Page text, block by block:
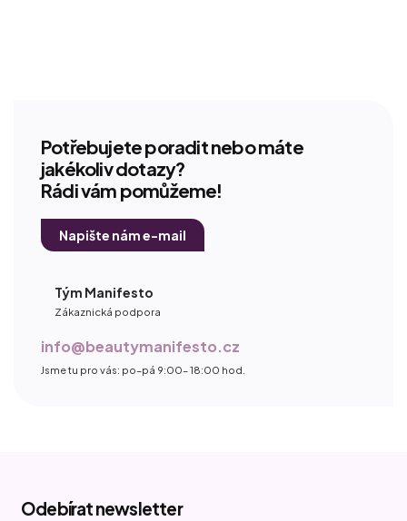
Potřebujete poradit nebo máte
jakékoliv dotazy?
Rádi vám pomůžeme!
Napište nám e-mail
Tým Manifesto
Zákaznická podpora
info@beautymanifesto.cz
Jsme tu pro vás: po–pá 9:00– 18:00 hod.
Odebírat newsletter